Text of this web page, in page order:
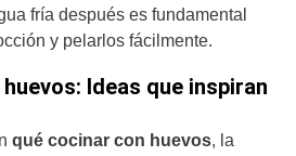
fría después es fundamental
y pelarlos fácilmente.
Ideas que inspiran
qué cocinar con huevos, la